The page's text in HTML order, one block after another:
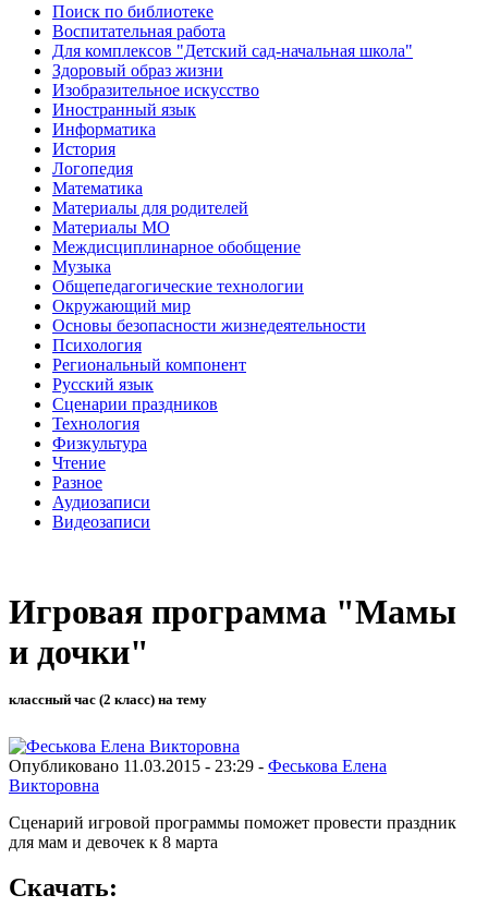
Поиск по библиотеке
Воспитательная работа
Для комплексов "Детский сад-начальная школа"
Здоровый образ жизни
Изобразительное искусство
Иностранный язык
Информатика
История
Логопедия
Математика
Материалы для родителей
Материалы МО
Междисциплинарное обобщение
Музыка
Общепедагогические технологии
Окружающий мир
Основы безопасности жизнедеятельности
Психология
Региональный компонент
Русский язык
Сценарии праздников
Технология
Физкультура
Чтение
Разное
Аудиозаписи
Видеозаписи
Игровая программа "Мамы
и дочки"
классный час (2 класс) на тему
Опубликовано 11.03.2015 - 23:29 - Феськова Елена
Викторовна
Сценарий игровой программы поможет провести праздник
для мам и девочек к 8 марта
Скачать: